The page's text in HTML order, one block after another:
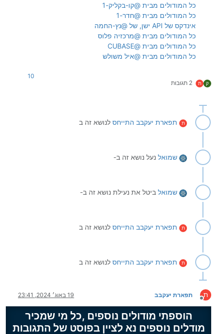
כל המודולים מבית @קו-בקליק-1
כל המודולים מבית @חדר-1
אינדקס של API ישן, של @נץ-החמה
כל המודולים מבית @מרכזיה פלוס
כל המודולים מבית @CUBASE
כל המודולים מבית @איל משולש
ק ת 2 תגובות
10
ת תפארת יעקבב התייחס לנושא זה ב
שמואל נעל נושא זה ב-
שמואל ביטל את נעילת נושא זה ב-
ת תפארת יעקבב התייחס לנושא זה ב
ת תפארת יעקבב התייחס לנושא זה ב
ת
מנותק
תפארת יעקבב 19 באוג׳ 2024, 23:41
הוספתי מודולים נוספים ,כל מי שמכיר
מודלים נוספים נא לציין בפוסט של התגובות